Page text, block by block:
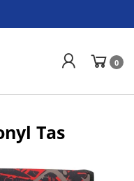
0
Tas